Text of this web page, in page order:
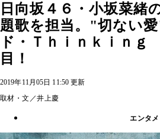
日向坂４６・小坂菜緒
題歌を担当。"切ない
ド・Ｔｈｉｎｋｉｎ
目！
2019年11月05日 11:50 更新
取材・文／井上慶
エンタメ